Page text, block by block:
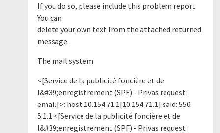
If you do so, please include this problem report.
You can
delete your own text from the attached returned
message.
The mail system
<[Service de la publicité foncière et de
l&#39;enregistrement (SPF) - Privas request
email]>: host 10.154.71.1[10.154.71.1] said: 550
5.1.1 <[Service de la publicité foncière et de
l&#39;enregistrement (SPF) - Privas request